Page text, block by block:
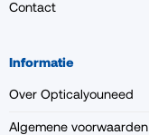
Contact
Informatie
Over Opticalyouneed
Algemene voorwaarden